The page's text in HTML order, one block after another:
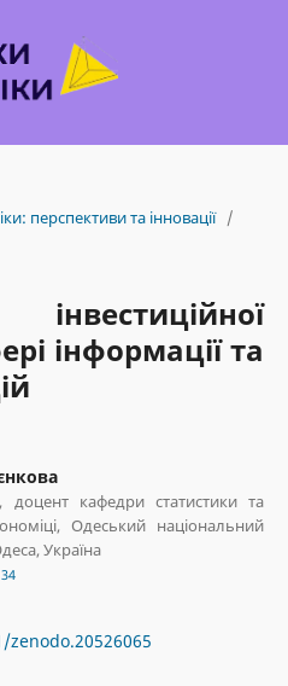
перспективи та інновації /
інформації та
доцент кафедри статистики та
Одеський національний
Україна